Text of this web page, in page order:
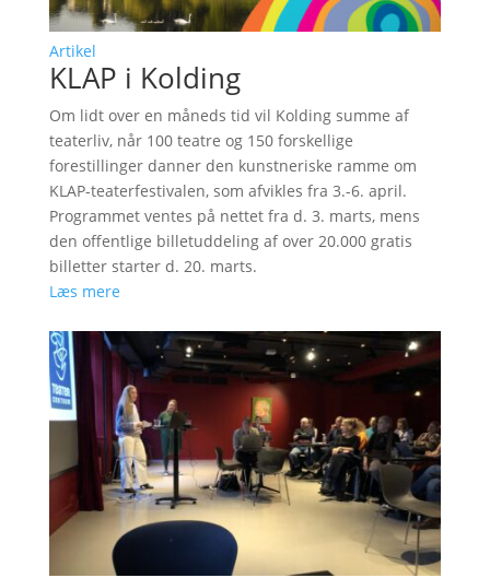
Artikel
KLAP i Kolding
Om lidt over en måneds tid vil Kolding summe af
teaterliv, når 100 teatre og 150 forskellige
forestillinger danner den kunstneriske ramme om
KLAP-teaterfestivalen, som afvikles fra 3.-6. april.
Programmet ventes på nettet fra d. 3. marts, mens
den offentlige billetuddeling af over 20.000 gratis
billetter starter d. 20. marts.
Læs mere